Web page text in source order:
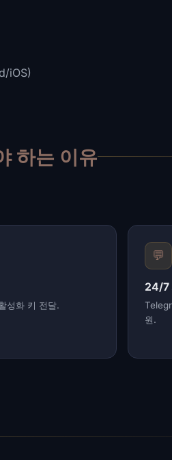
iOS)
하는 이유
성화 키 전달.
💬
24/7
원.